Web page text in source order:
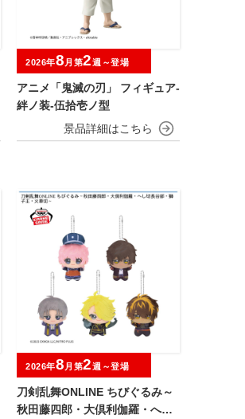
アニメ「鬼滅の刃」 フィギュア-
絆ノ装-伍拾壱ノ型
2026年8 月第2週～登場
刀剣乱舞ONLINE ちびぐるみ～
秋田藤四郎・大倶利伽羅・へし
2026年8 月第2週～登場